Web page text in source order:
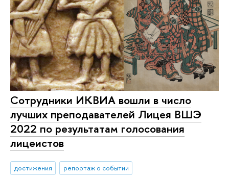
Сотрудники ИКВИА вошли в число
лучших преподавателей Лицея ВШЭ
2022 по результатам голосования
лицеистов
достижения репортаж о событии